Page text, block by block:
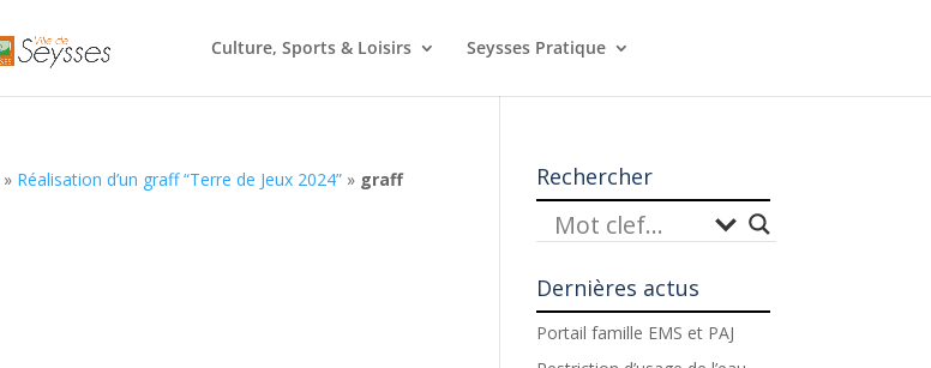
Culture, Sports & Loisirs Seysses Pratique
» Réalisation d’un graff “Terre de Jeux 2024” » graff Rechercher
Dernières actus
Portail famille EMS et PAJ